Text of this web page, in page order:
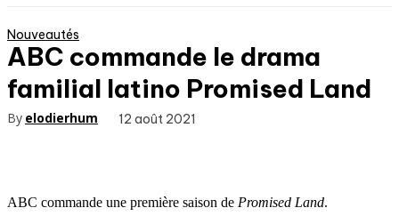
Nouveautés
ABC commande le drama
familial latino Promised Land
By elodierhum 12 août 2021
ABC commande une première saison de Promised Land.